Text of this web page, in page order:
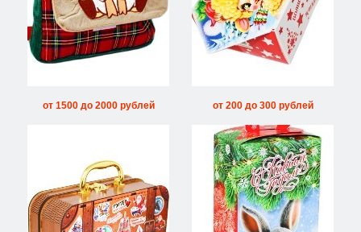
от 1500 до 2000 рублей от 200 до 300 рублей